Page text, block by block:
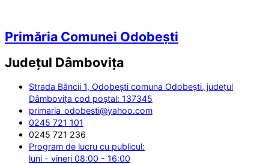
Primăria Comunei Odobești
Județul Dâmbovița
Strada Băncii 1, Odobești comuna Odobești, județul
Dâmbovița cod poștal: 137345
primaria_odobesti@yahoo.com
0245 721 101
0245 721 236
Program de lucru cu publicul:
luni - vineri 08:00 - 16:00